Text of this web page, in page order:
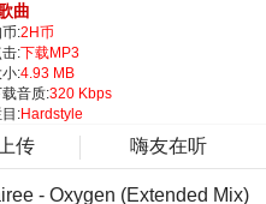
曲
:2H币
击:下载MP3
小:4.93 MB
音质:320 Kbps
:Hardstyle
传 嗨友在听
- Oxygen (Extended Mix)